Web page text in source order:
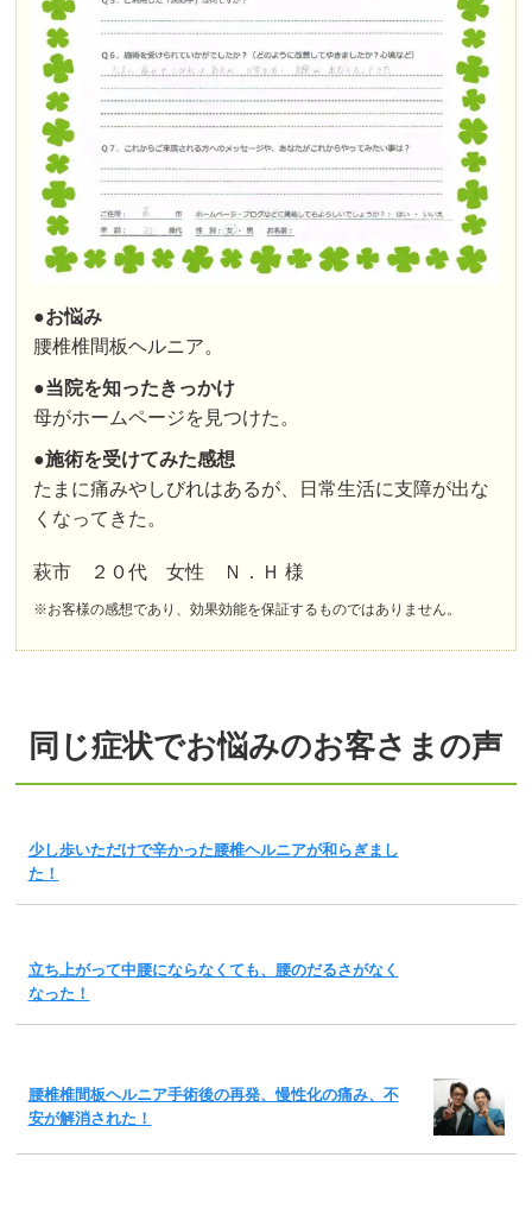
●お悩み
腰椎椎間板ヘルニア。
●当院を知ったきっかけ
母がホームページを見つけた。
●施術を受けてみた感想
たまに痛みやしびれはあるが、日常生活に支障が出な
くなってきた。
萩市 ２０代 女性 Ｎ．Ｈ 様
※お客様の感想であり、効果効能を保証するものではありません。
同じ症状でお悩みのお客さまの声
少し歩いただけで辛かった腰椎ヘルニアが和らぎまし
た！
立ち上がって中腰にならなくても、腰のだるさがなく
なった！
腰椎椎間板ヘルニア手術後の再発、慢性化の痛み、不
安が解消された！